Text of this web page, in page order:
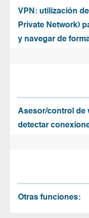
VPN: utilización
Private Network)
y navegar de
Asesor/control de
detectar
Otras funciones: